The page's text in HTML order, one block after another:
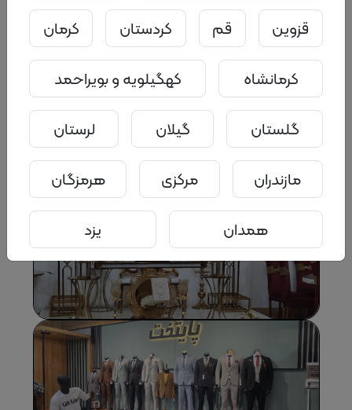
قزوین
قم کردستان
کرمان
کرمانشاه
کهگیلویه و بویراحمد
گلستان
گیلان
لرستان
مازندران
مرکزی
هرمزگان
همدان
یزد